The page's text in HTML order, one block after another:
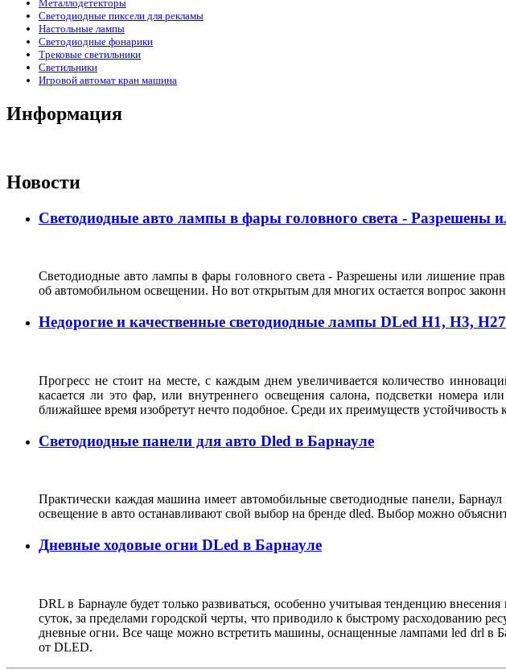
Металлодетекторы
Светодиодные пиксели для рекламы
Настольные лампы
Светодиодные фонарики
Трековые светильники
Светильники
Игровой автомат кран машина
Информация
Новости
Светодиодные авто лампы в фары головного света - Разрешены
Светодиодные авто лампы в фары головного света - Разрешены или лишение
об автомобильном освещении. Но вот открытым для многих остается вопрос
Недорогие и качественные светодиодные лампы DLed Н1, Н3,
Прогресс не стоит на месте, с каждым днем увеличивается количество
касается ли это фар, или внутреннего освещения салона, подсветки номера
ближайшее время изобретут нечто подобное. Среди их преимуществ
Светодиодные панели для авто Dled в Барнауле
Практически каждая машина имеет автомобильные светодиодные панели,
освещение в авто останавливают свой выбор на бренде dled. Выбор можно
Дневные ходовые огни DLed в Барнауле
DRL в Барнауле будет только развиваться, особенно учитывая тенденцию
суток, за пределами городской черты, что приводило к быстрому расходованию
дневные огни. Все чаще можно встретить машины, оснащенные лампами led drl в
от DLED.